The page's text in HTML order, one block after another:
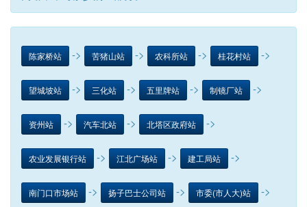
陈家桥站 -> 苦猪山站 -> 农科所站 -> 桂花村站 ->
望城坡站 -> 三化站 -> 五里牌站 -> 制镜厂站 ->
资州站 -> 汽车北站 -> 北塔区政府站 ->
农业发展银行站 -> 江北广场站 -> 建工局站 ->
南门口市场站 -> 扬子巴士公司站 -> 市委(市人大)站 ->